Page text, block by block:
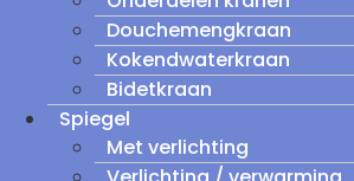
Douchemengkraan
Kokendwaterkraan
Bidetkraan
Spiegel
Met verlichting